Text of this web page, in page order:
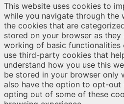
This website uses cookies to
while you navigate through the
the cookies that are
stored on your browser as
working of basic functionalities
use third-party cookies that
understand how you use this
be stored in your browser only
also have the option to opt-out
opting out of some of these